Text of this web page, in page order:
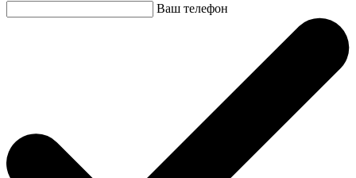
Ваш телефон